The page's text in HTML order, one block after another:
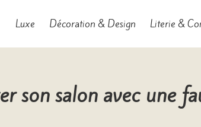
Luxe Décoration & Design Literie &
son salon avec une